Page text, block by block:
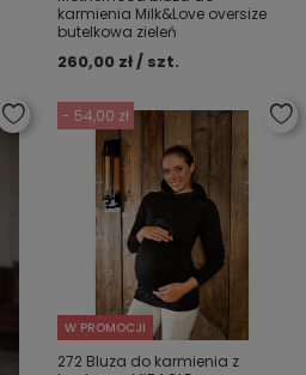
karmienia Milk&Love oversize
butelkowa zieleń
260,00 zł / szt.
- 54,00 zł
W PROMOCJI
272 Bluza do karmienia z